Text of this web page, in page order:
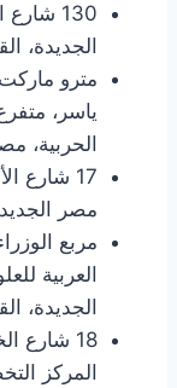
130
الجديدة،
ياسر،
الحربية،
17 شارع
مصر
العربية
الجديدة،
18
المركز